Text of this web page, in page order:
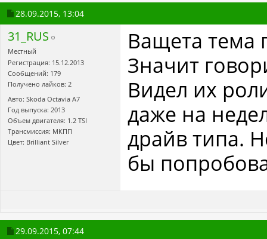
28.09.2015, 13:04
31_RUS
Местный
Регистрация: 15.12.2013
Сообщений: 179
Получено лайков: 2
Авто: Skoda Octavia A7
Год выпуска: 2013
Объем двигателя: 1.2 TSI
Трансмиссия: МКПП
Цвет: Brilliant Silver
Ващета тема
Значит
Видел их
даже на
драйв типа.
бы
29.09.2015, 07:44